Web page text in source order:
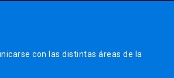
con las distintas áreas de la